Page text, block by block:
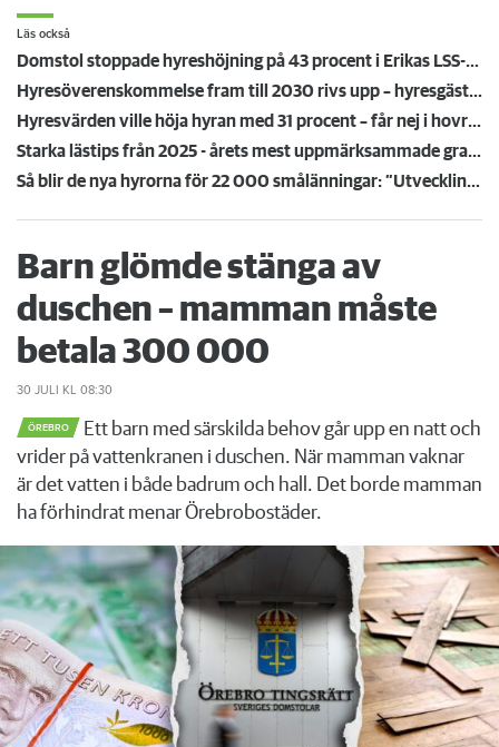
Läs också
Domstol stoppade hyreshöjning på 43 procent i Erikas LSS-lägenhet – mamma Lena: ”Äntligen!”
Hyresöverenskommelse fram till 2030 rivs upp – hyresgäster känner sig svikna: "Jag går redan på knäna"
Hyresvärden ville höja hyran med 31 procent – får nej i hovrätten
Starka lästips från 2025 - årets mest uppmärksammade granskningar
Så blir de nya hyrorna för 22 000 smålänningar: ”Utvecklingen går åt rätt håll”
Barn glömde stänga av
duschen – mamman måste
betala 300 000
30 JULI KL 08:30
ÖREBRO
Ett barn med särskilda behov går upp en natt och
vrider på vattenkranen i duschen. När mamman vaknar
är det vatten i både badrum och hall. Det borde mamman
ha förhindrat menar Örebrobostäder.